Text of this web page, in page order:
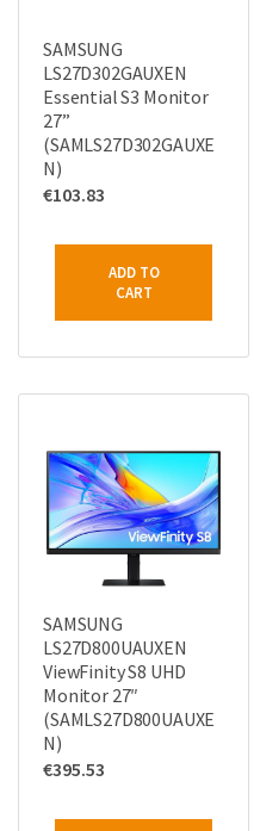
SAMSUNG
LS27D302GAUXEN
Essential S3 Monitor
27”
(SAMLS27D302GAUXE
N)
€103.83
ADD TO
CART
SAMSUNG
LS27D800UAUXEN
ViewFinity S8 UHD
Monitor 27″
(SAMLS27D800UAUXE
N)
€395.53